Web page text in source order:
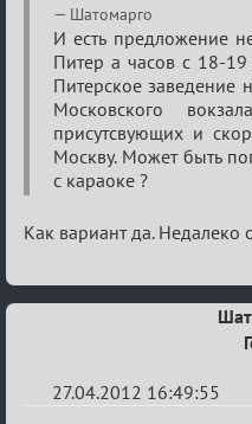
Шатомарго
И есть предложение
Питер а часов с 18-19
Питерское заведение
Московского
присутсвующих и
Москву. Может быть
с караоке ?
Как вариант да. Недалеко
27.04.2012 16:49:55